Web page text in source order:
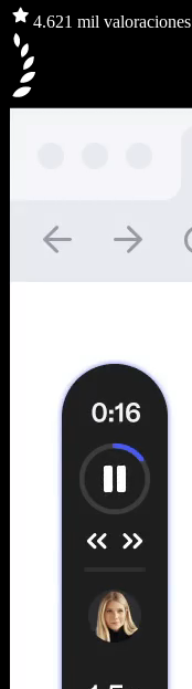
4.621 mil valoraciones